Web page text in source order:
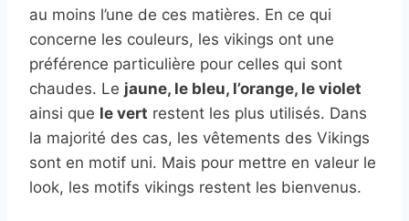
au moins l’une de ces matières. En ce qui
concerne les couleurs, les vikings ont une
préférence particulière pour celles qui sont
chaudes. Le jaune, le bleu, l’orange, le violet
ainsi que le vert restent les plus utilisés. Dans
la majorité des cas, les vêtements des Vikings
sont en motif uni. Mais pour mettre en valeur le
look, les motifs vikings restent les bienvenus.